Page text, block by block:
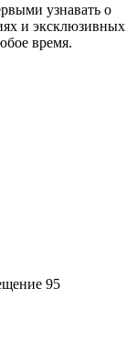
узнавать о
и эксклюзивных
время.
95